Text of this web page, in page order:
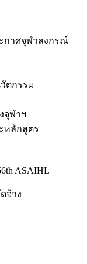
กาศจุฬาลงกรณ์
ตกรรม
จุฬาฯ
หลักสูตร
ASAIHL
จ้าง